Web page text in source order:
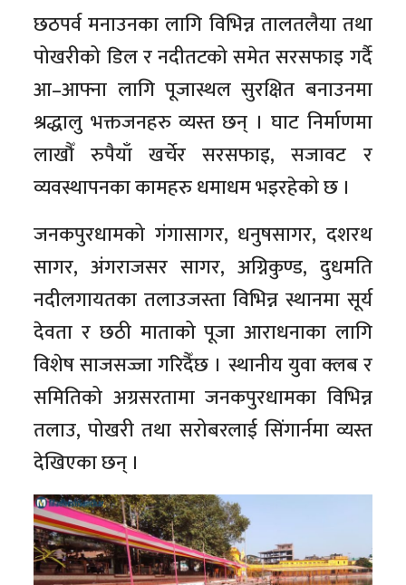
छठपर्व मनाउनका लागि विभिन्न तालतलैया तथा
पोखरीको डिल र नदीतटको समेत सरसफाइ गर्दै
आ–आफ्ना लागि पूजास्थल सुरक्षित बनाउनमा
श्रद्धालु भक्तजनहरु व्यस्त छन् । घाट निर्माणमा
लाखौँ रुपैयाँ खर्चेर सरसफाइ, सजावट र
व्यवस्थापनका कामहरु धमाधम भइरहेको छ ।
जनकपुरधामको गंगासागर, धनुषसागर, दशरथ
सागर, अंगराजसर सागर, अग्निकुण्ड, दुधमति
नदीलगायतका तलाउजस्ता विभिन्न स्थानमा सूर्य
देवता र छठी माताको पूजा आराधनाका लागि
विशेष साजसज्जा गरिदैँछ । स्थानीय युवा क्लब र
समितिको अग्रसरतामा जनकपुरधामका विभिन्न
तलाउ, पोखरी तथा सरोबरलाई सिंगार्नमा व्यस्त
देखिएका छन् ।